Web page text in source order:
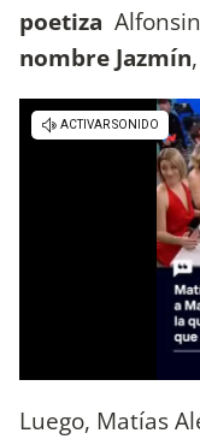
poetiza
nombre Jazmín
Luego, Matías